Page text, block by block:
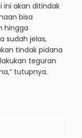
ini akan ditindak
bisa
hingga
sudah jelas,
tindak pidana
teguran
tutupnya.